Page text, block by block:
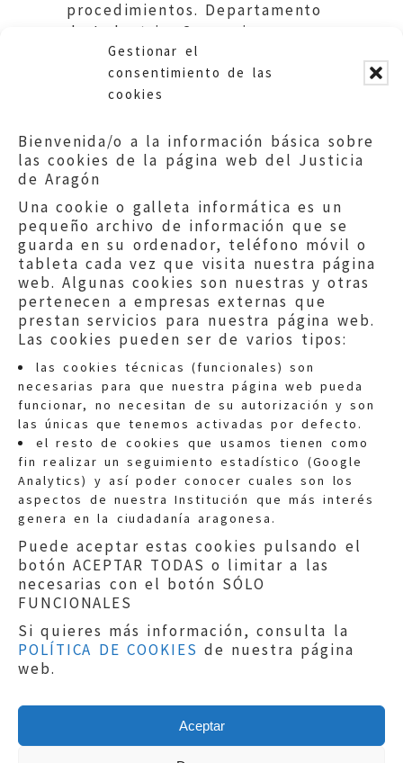
Gestionar el
consentimiento de las
cookies
Bienvenida/o a la información básica sobre
las cookies de la página web del Justicia
de Aragón
Una cookie o galleta informática es un
pequeño archivo de información que se
guarda en su ordenador, teléfono móvil o
tableta cada vez que visita nuestra página
web. Algunas cookies son nuestras y otras
pertenecen a empresas externas que
prestan servicios para nuestra página web.
Las cookies pueden ser de varios tipos:
las cookies técnicas (funcionales) son
necesarias para que nuestra página web pueda
funcionar, no necesitan de su autorización y son
las únicas que tenemos activadas por defecto.
el resto de cookies que usamos tienen como
fin realizar un seguimiento estadístico (Google
Analytics) y así poder conocer cuales son los
aspectos de nuestra Institución que más interés
genera en la ciudadanía aragonesa.
Puede aceptar estas cookies pulsando el
botón ACEPTAR TODAS o limitar a las
necesarias con el botón SÓLO
FUNCIONALES
Si quieres más información, consulta la
POLÍTICA DE COOKIES de nuestra página
web.
Aceptar
procedimientos. Departamento
de Industria, Comercio y
Turismo. DGA.
Quejas:quejas@eljusticiadearagon.es
Información general:
informacion@eljusticiadearagon.es
Teléfonos:900 210 210/
Aviso legal|Política de privacidad|
Protección de Datos
Política de cookies
Copyright © 2019El Justicia de Aragón|